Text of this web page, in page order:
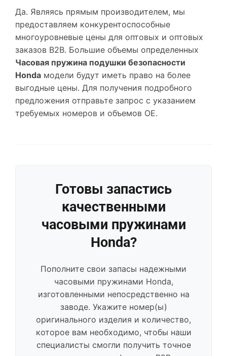
Да. Являясь прямым производителем, мы
предоставляем конкурентоспособные
многоуровневые цены для оптовых и оптовых
заказов B2B. Большие объемы определенных
Часовая пружина подушки безопасности
Honda модели будут иметь право на более
выгодные цены. Для получения подробного
предложения отправьте запрос с указанием
требуемых номеров и объемов OE.
Готовы запастись
качественными
часовыми пружинами
Honda?
Пополните свои запасы надежными
часовыми пружинами Honda,
изготовленными непосредственно на
заводе. Укажите номер(ы)
оригинального изделия и количество,
которое вам необходимо, чтобы наши
специалисты смогли получить точное